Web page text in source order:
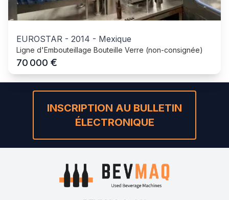
EUROSTAR - 2014 - Mexique
Ligne d'Embouteillage Bouteille Verre (non-consignée)
70 000 €
INSCRIPTION AU BULLETIN
ÉLECTRONIQUE